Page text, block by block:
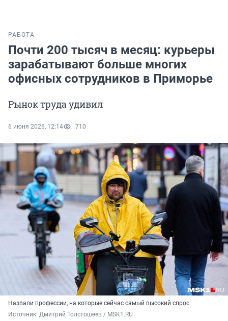
РАБОТА
Почти 200 тысяч в месяц: курьеры
зарабатывают больше многих
офисных сотрудников в Приморье
Рынок труда удивил
6 июня 2026, 12:14 710
Назвали профессии, на которые сейчас самый высокий спрос
Источник: Дмитрий Толстошеев / MSK1.RU